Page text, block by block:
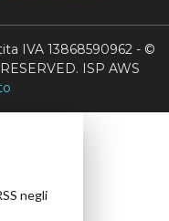
IVA 13868590962 - ©
ISP AWS
negli